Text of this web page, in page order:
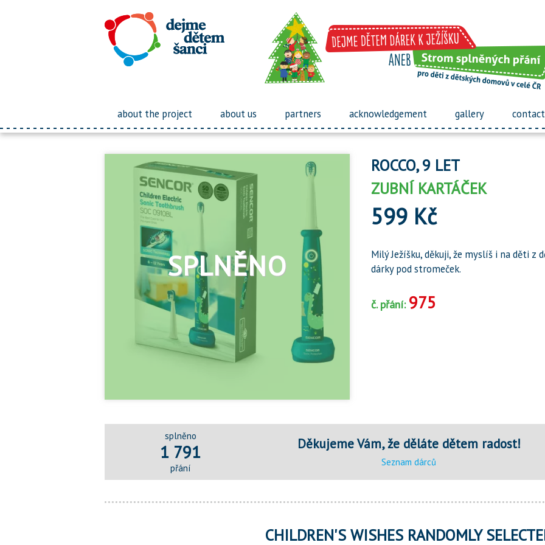
about the project about us partners acknowledgement gallery contact
ROCCO, 9 LET
ZUBNÍ KARTÁČEK
599 Kč
Milý Ježíšku, děkuji, že myslíš i na děti z
dárky pod stromeček.
č. přání: 975
splněno
1 791
přání
Děkujeme Vám, že děláte dětem radost!
Seznam dárců
CHILDREN'S WISHES RANDOMLY